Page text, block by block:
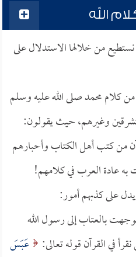
الله
من خلالها الاستدلال على
كلام محمد صلى الله عليه وسلم
وغيرهم، حيث يقولون:
من كتب أهل الكتاب وأحبارهم
عادة العرب في كلامهم!
على كذبهم أمور:
بالعتاب إلى رسول الله
في القرآن قوله تعالى: عَبَسَ